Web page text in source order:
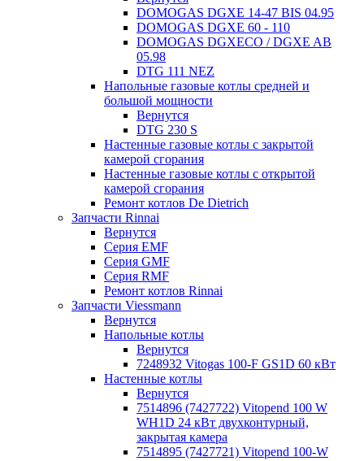
DOMOGAS DGXE 14-47 BIS 04.95
DOMOGAS DGXE 60 - 110
DOMOGAS DGXECO / DGXE AB
05.98
DTG 111 NEZ
Напольные газовые котлы средней и
большой мощности
Вернутся
DTG 230 S
Настенные газовые котлы с закрытой
камерой сгорания
Настенные газовые котлы с открытой
камерой сгорания
Ремонт котлов Dе Dietrich
Запчасти Rinnai
Вернутся
Серия EMF
Серия GMF
Серия RMF
Ремонт котлов Rinnai
Запчасти Viessmann
Вернутся
Напольные котлы
Вернутся
7248932 Vitogas 100-F GS1D 60 кВт
Настенные котлы
Вернутся
7514896 (7427722) Vitopend 100 W
WH1D 24 кВт двухконтурный,
закрытая камера
7514895 (7427721) Vitopend 100-W